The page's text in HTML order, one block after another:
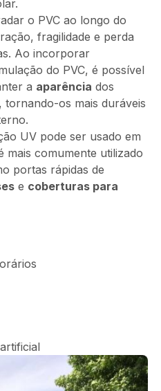
o PVC ao longo do
fragilidade e perda
Ao incorporar
do PVC, é possível
a aparência dos
os mais duráveis
UV pode ser usado em
mais comumente utilizado
portas rápidas de
e coberturas para